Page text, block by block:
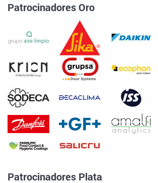
Patrocinadores Oro
Patrocinadores Plata